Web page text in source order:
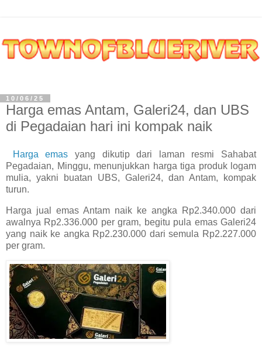
10/06/25
Harga emas Antam, Galeri24, dan UBS
di Pegadaian hari ini kompak naik
Harga emas yang dikutip dari laman resmi Sahabat
Pegadaian, Minggu, menunjukkan harga tiga produk logam
mulia, yakni buatan UBS, Galeri24, dan Antam, kompak
turun.
Harga jual emas Antam naik ke angka Rp2.340.000 dari
awalnya Rp2.336.000 per gram, begitu pula emas Galeri24
yang naik ke angka Rp2.230.000 dari semula Rp2.227.000
per gram.